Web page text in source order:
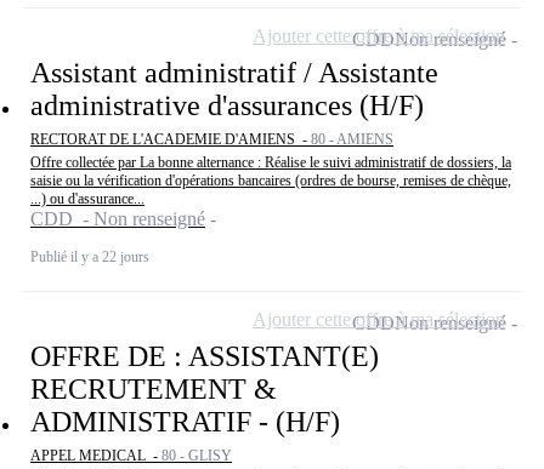
Assistant administratif / Assistante
administrative d'assurances (H/F)
RECTORAT DE L'ACADEMIE D'AMIENS - 80 - AMIENS
Offre collectée par La bonne alternance : Réalise le suivi administratif de dossiers, la
saisie ou la vérification d'opérations bancaires (ordres de bourse, remises de chèque,
...) ou d'assurance...
CDD - Non renseigné
Publié il y a 22 jours
CDDNon renseigné
Ajouter cette offre à ma sélection
OFFRE DE : ASSISTANT(E)
RECRUTEMENT &
ADMINISTRATIF - (H/F)
APPEL MEDICAL - 80 - GLISY
CDDNon renseigné
Ajouter cette offre à ma sélection